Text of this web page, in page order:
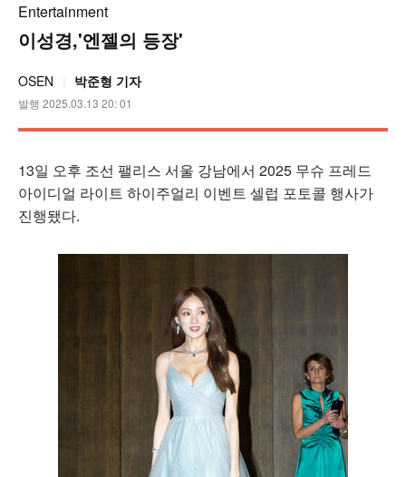
Entertainment
이성경,'엔젤의 등장'
OSEN 박준형 기자
발행 2025.03.13 20: 01
13일 오후 조선 팰리스 서울 강남에서 2025 무슈 프레드
아이디얼 라이트 하이주얼리 이벤트 셀럽 포토콜 행사가
진행됐다.